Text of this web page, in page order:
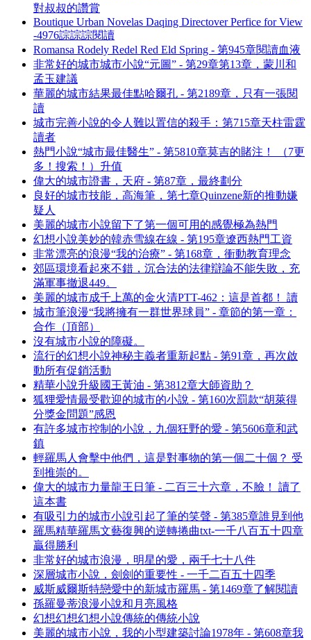
對叔叔的讚賞
Boutique Urban Novelas Daqing Directover Perfice for View
-4976誴誴誴閱讀
Romansa Rodely Redel Red Eld Spring - 第945章閱讀血液
非常好的城市城市小說“元圖” - 第29章第13章，蒙川和
孟玉建議
華麗的城市結果最佳點哈爾孔 - 第2189章，只有一張閱
讀
城市完善小說的令人難以置信的殺手：第715章天柱雷霆
讀者
熱門小說“城市最佳醫生” - 第5810章莫吉的賭注！ （7更
多！搜索！）升值
偉大的城市證書，天府 - 第87章，最終劃分
良好的城市技能，高海筆，第七章Quinzene新的推動嫌
疑人
美麗的城市小說留下了第一個可用的感覺極為熱門
幻想小說美妙的韓赤雪線在線 - 第195章遼西熱門工資
非常漂亮的浪漫“我的治療” - 第168章，衝動教育理念
郊區環境看起來不錯，沉合法的法律辯論不能失敗，充
滿軍事撤退449。
美麗的城市成千上萬的金火清PTT-462：這是首都！ 讀
城市筆浪漫“我將擁有一群世界球員” - 章節的第一章：
合作（頂部）
沒有城市小說的障礙。
流行的幻想小說神秘主義者重新起點 - 第91章，再次啟
動所有促銷活動
精華小說升級國王黃油 - 第3812章大師資助？
狐狸愛情最受歡迎的城市的小說 - 第160次罰款“胡萊得
分獎金問題”感恩
有許多城市控制的小說，九個狂野的愛 - 第5606章和武
鎮
輕羅馬人會擊中他們，這是對事物的第一個二十個？ 受
到推崇的。
偉大的城市力量龍王日筆 - 二百三十六章，不臉！ 讀了
這本書
有吸引力的城市小說引起了筆的笑聲 - 第385章誰見到他
羅馬精華羅馬文藝復興的逆轉捲曲txt-一千八百五十四章
贏得勝利
非常好的城市浪漫，明星的愛，兩千七十八件
深層城市小說，劍劍的重要性 - 一千二百五十四季
威斯威爾斯特戀愛中的新城市羅馬 - 第1469章了解閱讀
孫羅曼蒂浪漫小說和月亮風格
幻想幻想幻想小說傳統的傳統小說
美麗的城市小說，我的小型建築討論1978年 - 第608章我